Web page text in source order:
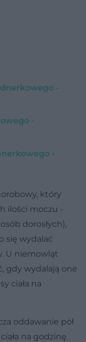
-
-
-
który
ilości moczu -
dorosłych),
się wydalać
U niemowląt
gdy wydalają one
ciała na
oddawanie pół
na godzinę.